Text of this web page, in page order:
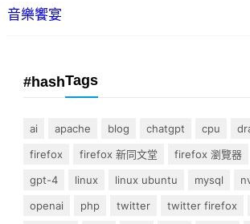
音樂饗宴
#hashTags
ai apache blog chatgpt cpu
firefox
firefox 新同文堂 firefox 瀏覽器
gpt-4
linux linux ubuntu mysql
openai
php twitter twitter firefox